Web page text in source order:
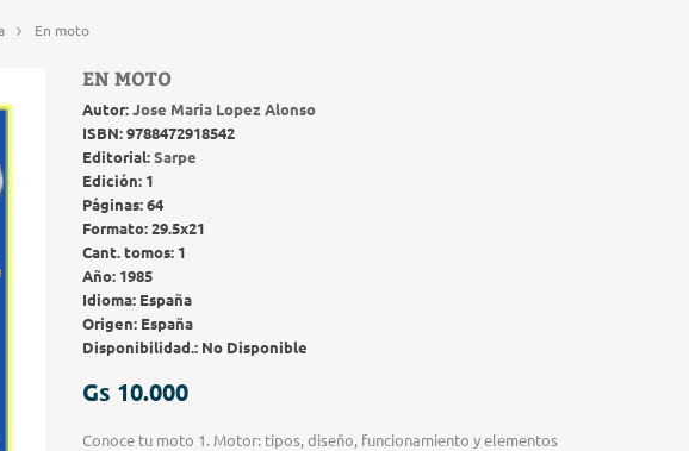
En moto
EN MOTO
Autor:Jose Maria Lopez Alonso
ISBN:9788472918542
Editorial:Sarpe
Edición: 1
Páginas:64
Formato:29.5x21
Cant. tomos: 1
Año: 1985
Idioma: España
Origen: España
Disponibilidad.: No Disponible
Gs 10.000
Conoce tu moto 1. Motor: tipos, diseño, funcionamiento y elementos